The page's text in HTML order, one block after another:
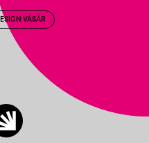
VÁSÁR